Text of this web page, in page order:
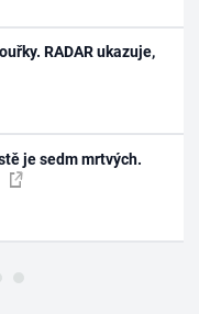
RADAR ukazuje,
je sedm mrtvých.